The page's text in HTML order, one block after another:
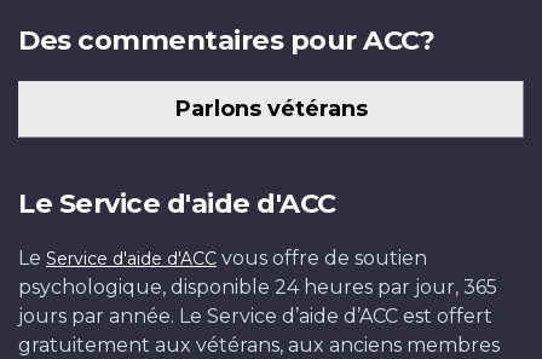
Des commentaires pour ACC?
Parlons vétérans
Le Service d'aide d'ACC
Le Service d'aide d'ACC vous offre de soutien
psychologique, disponible 24 heures par jour, 365
jours par année. Le Service d’aide d’ACC est offert
gratuitement aux vétérans, aux anciens membres